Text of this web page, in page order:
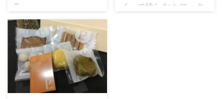
ラ」
大分県由布院にある山荘無量
塔がプロデュースするチョコ
レートブランド「テオムラ
タ」上品＆上質なスイーツの
数々は素敵なパッケージに詰
められて極上の贈り物として
人気があります。大切な方へ
の贈り物にオススメです。
イ」で愉しむカフェタ